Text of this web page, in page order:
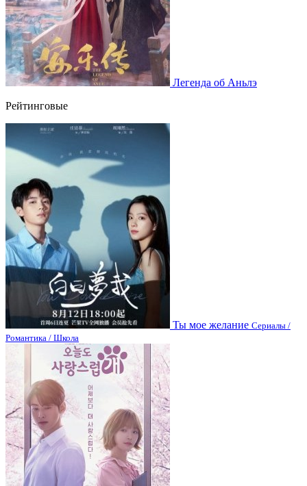
Легенда об Аньлэ
Рейтинговые
Ты мое желание Сериалы /
Романтика / Школа